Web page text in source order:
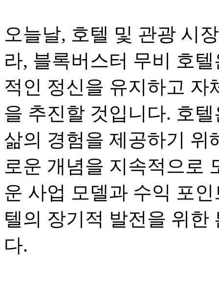
오늘날, 호텔 및 관광 시
라, 블록버스터 무비 호
적인 정신을 유지하고 자
을 추진할 것입니다. 호
삶의 경험을 제공하기 위
로운 개념을 지속적으로
운 사업 모델과 수익 포
텔의 장기적 발전을 위한
다.